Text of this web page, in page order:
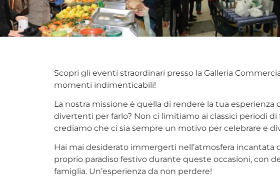
Scopri gli eventi straordinari presso la Galleria
momenti indimenticabili!
La nostra missione è quella di rendere la tua
divertenti per farlo? Non ci limitiamo ai classici periodi
crediamo che ci sia sempre un motivo per celebrare e
Hai mai desiderato immergerti nell’atmosfera incantata
proprio paradiso festivo durante queste occasioni, con
famiglia. Un’esperienza da non perdere!